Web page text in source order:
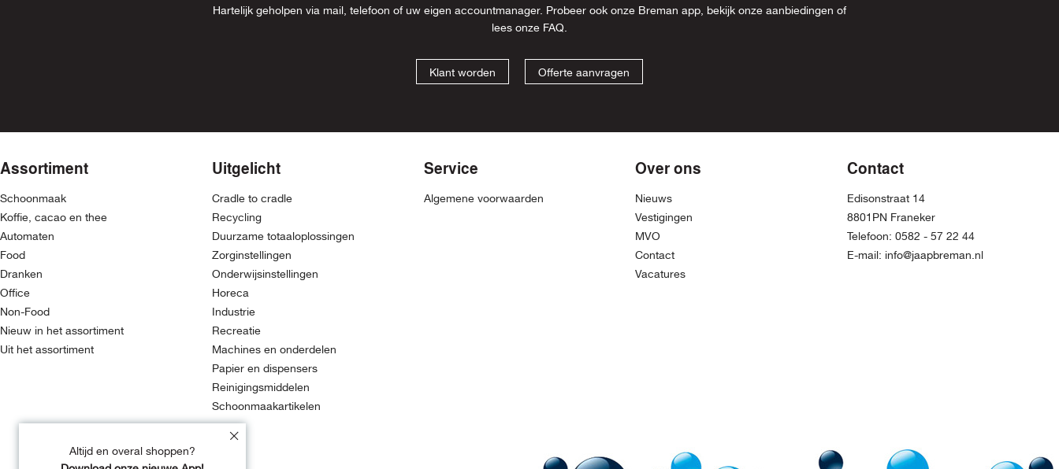
Hartelijk geholpen via mail, telefoon of uw eigen accountmanager. Probeer ook onze Breman app, bekijk onze aanbiedingen of
lees onze FAQ.
Klant worden Offerte aanvragen
Assortiment
Schoonmaak
Koffie, cacao en thee
Automaten
Food
Dranken
Office
Non-Food
Nieuw in het assortiment
Uit het assortiment
Uitgelicht
Cradle to cradle
Recycling
Duurzame totaaloplossingen
Zorginstellingen
Onderwijsinstellingen
Horeca
Industrie
Recreatie
Machines en onderdelen
Papier en dispensers
Reinigingsmiddelen
Schoonmaakartikelen
Service
Algemene voorwaarden
Over ons
Nieuws
Vestigingen
MVO
Contact
Vacatures
Contact
Edisonstraat 14
8801PN Franeker
Telefoon:0582 - 57 22 44
E-mail: info@jaapbreman.nl
Altijd en overal shoppen?